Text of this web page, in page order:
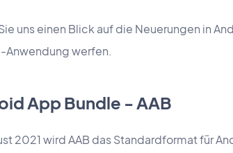
uns einen Blick auf die Neuerungen in
Anwendung werfen.
App Bundle - AAB
2021 wird AAB das Standardformat für